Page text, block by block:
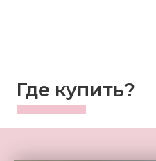
Где купить?